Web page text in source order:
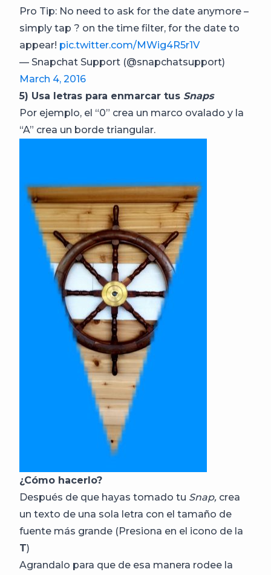
Pro Tip: No need to ask for the date anymore –
simply tap ? on the time filter, for the date to
appear! pic.twitter.com/MWig4R5r1V
— Snapchat Support (@snapchatsupport)
March 4, 2016
5) Usa letras para enmarcar tus Snaps
Por ejemplo, el “0” crea un marco ovalado y la
“A” crea un borde triangular.
¿Cómo hacerlo?
Después de que hayas tomado tu Snap, crea
un texto de una sola letra con el tamaño de
fuente más grande (Presiona en el icono de la
T)
Agrandalo para que de esa manera rodee la